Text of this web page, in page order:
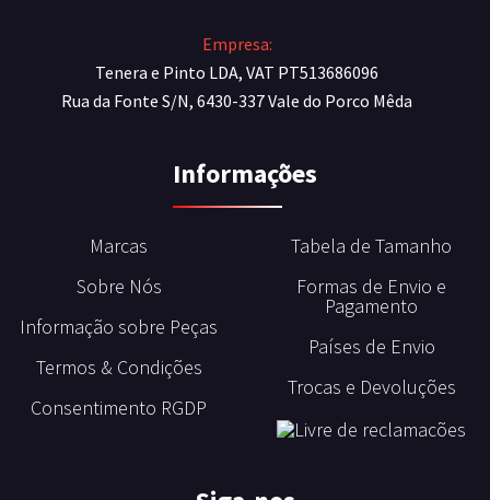
Empresa:
Tenera e Pinto LDA, VAT PT513686096
Rua da Fonte S/N, 6430-337 Vale do Porco Mêda
Informações
Marcas
Sobre Nós
Informação sobre Peças
Termos & Condições
Consentimento RGDP
Tabela de Tamanho
Formas de Envio e
Pagamento
Países de Envio
Trocas e Devoluções